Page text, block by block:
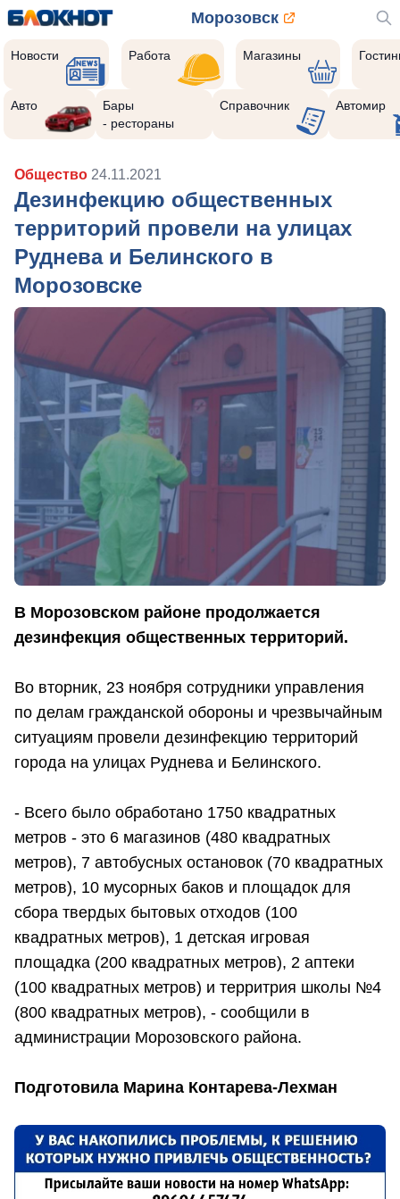
Морозовск
Новости Работа Магазины
Авто
Бары
- рестораны
Справочник Автомир
Общество 24.11.2021
Дезинфекцию общественных
территорий провели на улицах
Руднева и Белинского в
Морозовске
В Морозовском районе продолжается
дезинфекция общественных территорий.
Во вторник, 23 ноября сотрудники управления
по делам гражданской обороны и чрезвычайным
ситуациям провели дезинфекцию территорий
города на улицах Руднева и Белинского.
- Всего было обработано 1750 квадратных
метров - это 6 магазинов (480 квадратных
метров), 7 автобусных остановок (70 квадратных
метров), 10 мусорных баков и площадок для
сбора твердых бытовых отходов (100
квадратных метров), 1 детская игровая
площадка (200 квадратных метров), 2 аптеки
(100 квадратных метров) и территрия школы №4
(800 квадратных метров), - сообщили в
администрации Морозовского района.
Подготовила Марина Контарева-Лехман